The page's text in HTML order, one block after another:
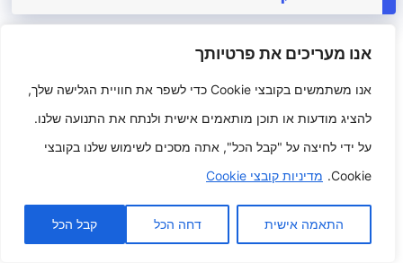
אנו מעריכים את פרטיותך
אנו משתמשים בקובצי Cookie כדי לשפר את חוויית הגלישה שלך,
להציג מודעות או תוכן מותאמים אישית ולנתח את התנועה שלנו.
על ידי לחיצה על "קבל הכל", אתה מסכים לשימוש שלנו בקובצי
Cookie. מדיניות קובצי Cookie
התאמה אישית דחה הכל קבל הכל
אופנת קוטור מוגבהת של Brilliance
לכלה מודרנית
נובמבר 7, 2025